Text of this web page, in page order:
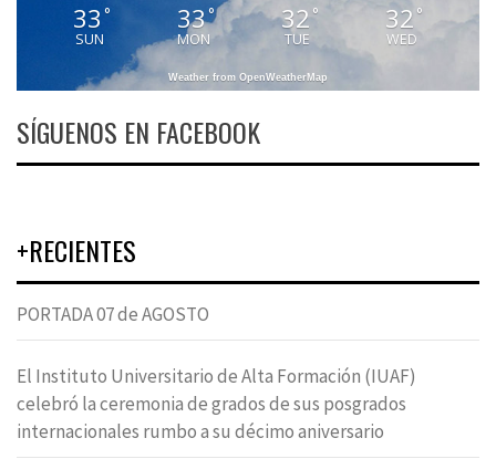
33 °
SUN
33°
MON
32 °
TUE
32 °
WED
Weather from OpenWeatherMap
SÍGUENOS EN FACEBOOK
+RECIENTES
PORTADA 07 de AGOSTO
El Instituto Universitario de Alta Formación (IUAF)
celebró la ceremonia de grados de sus posgrados
internacionales rumbo a su décimo aniversario